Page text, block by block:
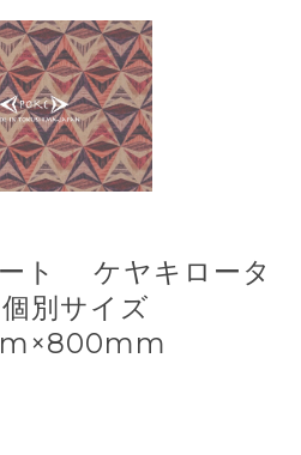
ト ケヤキロータ
別サイズ